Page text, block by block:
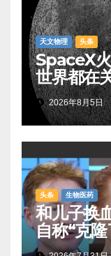
天文物理 头条
SpaceX
世界都在
2026年8月5日
头条 生物医药
和儿子换
自称“克
相是……